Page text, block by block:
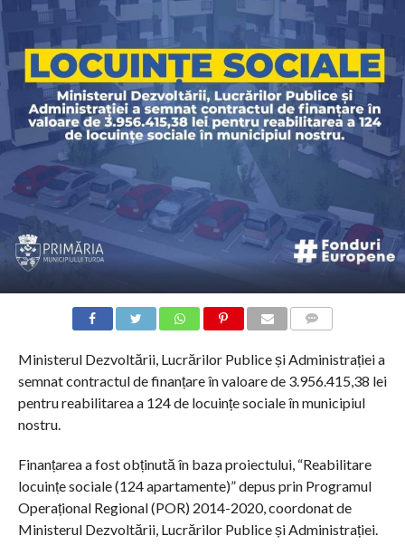
Ministerul Dezvoltării, Lucrărilor Publice și Administrației a
semnat contractul de finanțare în valoare de 3.956.415,38 lei
pentru reabilitarea a 124 de locuințe sociale în municipiul
nostru.
Finanțarea a fost obținută în baza proiectului, “Reabilitare
locuințe sociale (124 apartamente)” depus prin Programul
Operațional Regional (POR) 2014-2020, coordonat de
Ministerul Dezvoltării, Lucrărilor Publice și Administrației.